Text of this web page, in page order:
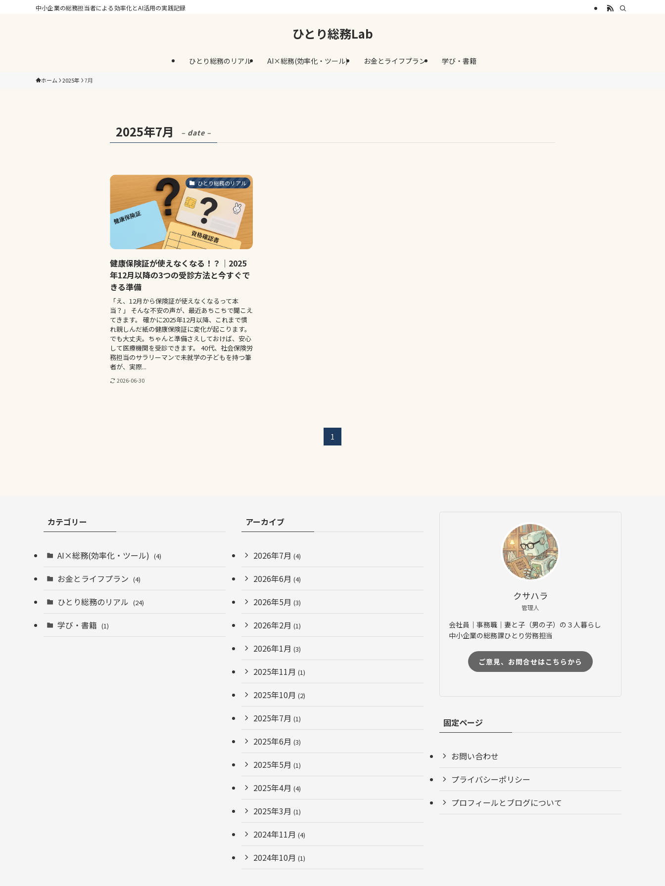
中小企業の総務担当者による効率化とAI活用の実践記録
ひとり総務Lab
ひとり総務のリアル AI×総務(効率化・ツール) お金とライフプラン 学び・書籍
ホーム 2025年 7月
2025年7月 – date –
ひとり総務のリアル
健康保険証が使えなくなる！？｜2025
年12月以降の3つの受診方法と今すぐで
きる準備
「え、12月から保険証が使えなくなるって本
当？」 そんな不安の声が、最近あちこちで聞こえ
てきます。 確かに2025年12月以降、これまで慣
れ親しんだ紙の健康保険証に変化が起こります。
でも大丈夫。ちゃんと準備さえしておけば、安心
して医療機関を受診できます。 40代、社会保険労
務担当のサラリーマンで未就学の子どもを持つ筆
者が、実際...
2026-06-30
1
カテゴリー
AI×総務(効率化・ツール) (4)
お金とライフプラン (4)
ひとり総務のリアル (24)
学び・書籍 (1)
アーカイブ
2026年7月 (4)
2026年6月 (4)
2026年5月 (3)
2026年2月 (1)
2026年1月 (3)
2025年11月 (1)
2025年10月 (2)
2025年7月 (1)
2025年6月 (3)
2025年5月 (1)
2025年4月 (4)
2025年3月 (1)
2024年11月 (4)
2024年10月 (1)
クサハラ
管理人
会社員｜事務職｜妻と子（男の子）の３人暮らし
中小企業の総務課ひとり労務担当
ご意見、お問合せはこちらから
固定ページ
お問い合わせ
プライバシーポリシー
プロフィールとブログについて